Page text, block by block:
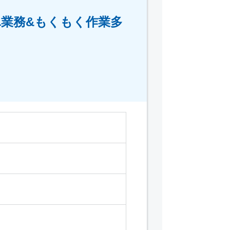
務&もくもく作業多